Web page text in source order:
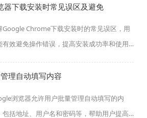
下载安装时常见误区及避免
Google Chrome下载安装时的常见误区，用
有效避免操作错误，提高安装成功率和使用
理自动填写内容
浏览器允许用户批量管理自动填写的内
包括地址、用户名和密码等，帮助用户提高